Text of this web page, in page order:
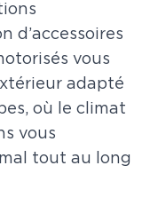
d’accessoires
vous
adapté
où le climat
vous
tout au long